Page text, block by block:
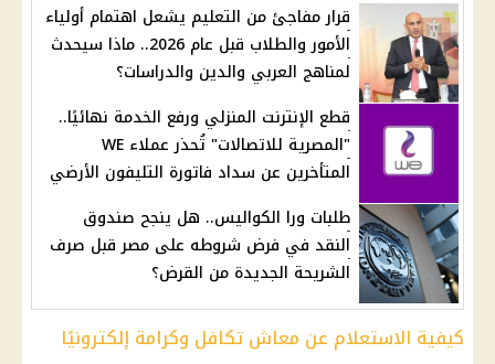
قرار مفاجئ من التعليم يشعل اهتمام أولياء
الأمور والطلاب قبل عام 2026.. ماذا سيحدث
لمناهج العربي والدين والدراسات؟
قطع الإنترنت المنزلي ورفع الخدمة نهائيًا..
"المصرية للاتصالات" تُحذر عملاء WE
المتأخرين عن سداد فاتورة التليفون الأرضي
طلبات ورا الكواليس.. هل ينجح صندوق
النقد في فرض شروطه على مصر قبل صرف
الشريحة الجديدة من القرض؟
كيفية الاستعلام عن معاش تكافل وكرامة إلكترونيًا